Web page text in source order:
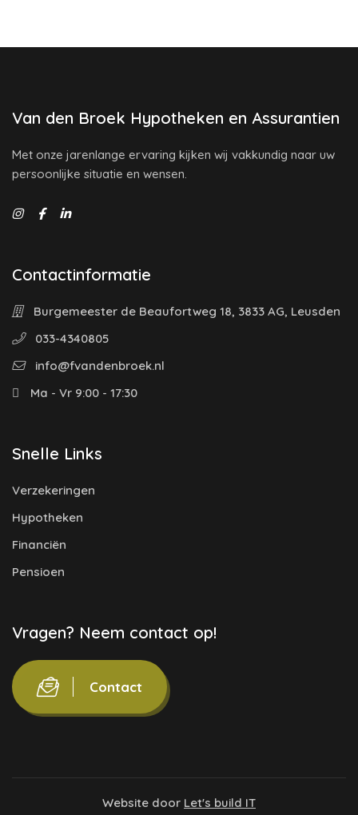
Van den Broek Hypotheken en Assurantien
Met onze jarenlange ervaring kijken wij vakkundig naar uw
persoonlijke situatie en wensen.
Contactinformatie
Burgemeester de Beaufortweg 18, 3833 AG, Leusden
033-4340805
info@fvandenbroek.nl
Ma - Vr 9:00 - 17:30
Snelle Links
Verzekeringen
Hypotheken
Financiën
Pensioen
Vragen? Neem contact op!
Contact
Website door Let's build IT